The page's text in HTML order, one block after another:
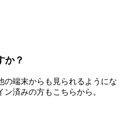
か？
の端末からも見られるようにな
済みの方もこちらから。